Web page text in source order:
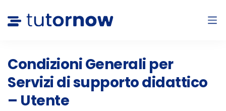
Condizioni Generali per
Servizi di supporto didattico
– Utente